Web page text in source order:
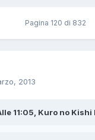
Pagina 120 di 832
2013
11:05, Kuro no